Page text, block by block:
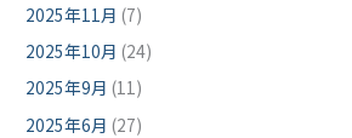
2025年11月 (7)
2025年10月 (24)
2025年9月 (11)
2025年6月 (27)